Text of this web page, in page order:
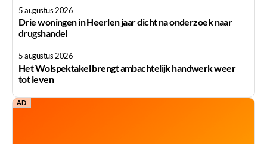
5 augustus 2026
Drie woningen in Heerlen jaar dicht na onderzoek naar
drugshandel
5 augustus 2026
Het Wolspektakel brengt ambachtelijk handwerk weer
tot leven
AD